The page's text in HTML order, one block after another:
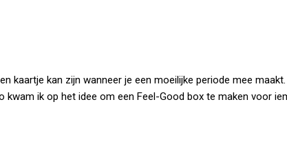
kaartje kan zijn wanneer je een moeilijke periode mee
ik op het idee om een Feel-Good box te maken voor